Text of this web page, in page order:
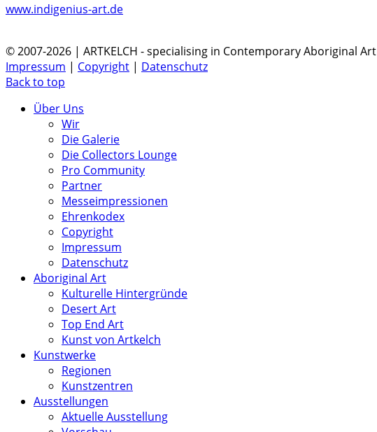
www.indigenius-art.de
© 2007-2026 | ARTKELCH - specialising in Contemporary Aboriginal Art
Impressum | Copyright | Datenschutz
Back to top
Über Uns
Wir
Die Galerie
Die Collectors Lounge
Pro Community
Partner
Messeimpressionen
Ehrenkodex
Copyright
Impressum
Datenschutz
Aboriginal Art
Kulturelle Hintergründe
Desert Art
Top End Art
Kunst von Artkelch
Kunstwerke
Regionen
Kunstzentren
Ausstellungen
Aktuelle Ausstellung